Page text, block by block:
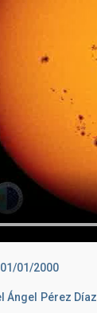
01/01/2000
Ángel
Pérez Díaz